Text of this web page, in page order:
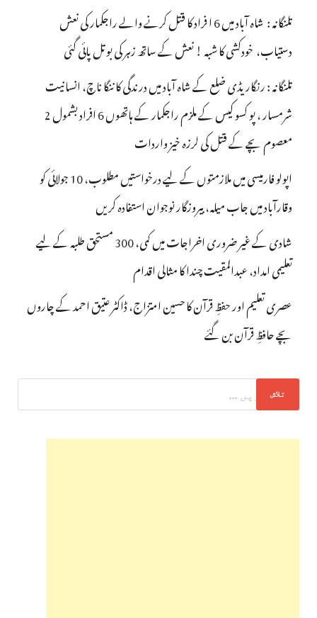
تلنگانہ : شاہ آباد میں 6 ا فراد کا قتل کرنے والے راجکمار کی نعش
دستیاب، خودکشی کا شبہ ! نعش کے ساتھ زہر کی بوتل پائی گئی
تلنگانہ : رنگاریڈی ضلع کے شاہ آباد میں درندگی کا ننگا ناچ، انسانیت
شرمسار ، پو کسو کیس کے ملزم راجکمار کے ہاتھوں 6 افراد بشمول 2
معصوم بچے کے قتل کی لرزہ خیز واردات
اپولو فارمیسی میں ملازمتوں کے لیے درخواستیں مطلوب، 10 جولائی کو
وقارآباد میں جاب میلہ، بیروزگار نوجوان استفادہ کریں
شادی کے غیر ضروری اخراجات میں کمی، 300 مستحق طلبہ کے لیے
تعلیمی امداد، عبدالمقیت چندا کا مثالی اقدام
عصری تعلیم اور حفظِ قرآن کا حسین امتزاج، ڈاکٹر عتیق احمد کے چاروں
بچے حافظِ قرآن بن گئے